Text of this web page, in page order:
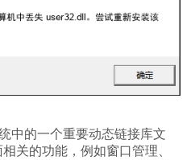
中的一个重要动态链接库文
关的功能，例如窗口管理、